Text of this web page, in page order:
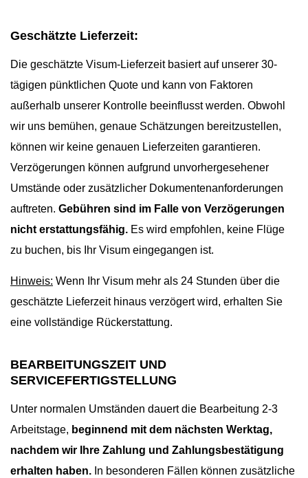
Geschätzte Lieferzeit:
Die geschätzte Visum-Lieferzeit basiert auf unserer 30-
tägigen pünktlichen Quote und kann von Faktoren
außerhalb unserer Kontrolle beeinflusst werden. Obwohl
wir uns bemühen, genaue Schätzungen bereitzustellen,
können wir keine genauen Lieferzeiten garantieren.
Verzögerungen können aufgrund unvorhergesehener
Umstände oder zusätzlicher Dokumentenanforderungen
auftreten. Gebühren sind im Falle von Verzögerungen
nicht erstattungsfähig. Es wird empfohlen, keine Flüge
zu buchen, bis Ihr Visum eingegangen ist.
Hinweis: Wenn Ihr Visum mehr als 24 Stunden über die
geschätzte Lieferzeit hinaus verzögert wird, erhalten Sie
eine vollständige Rückerstattung.
BEARBEITUNGSZEIT UND
SERVICEFERTIGSTELLUNG
Unter normalen Umständen dauert die Bearbeitung 2-3
Arbeitstage, beginnend mit dem nächsten Werktag,
nachdem wir Ihre Zahlung und Zahlungsbestätigung
erhalten haben. In besonderen Fällen können zusätzliche